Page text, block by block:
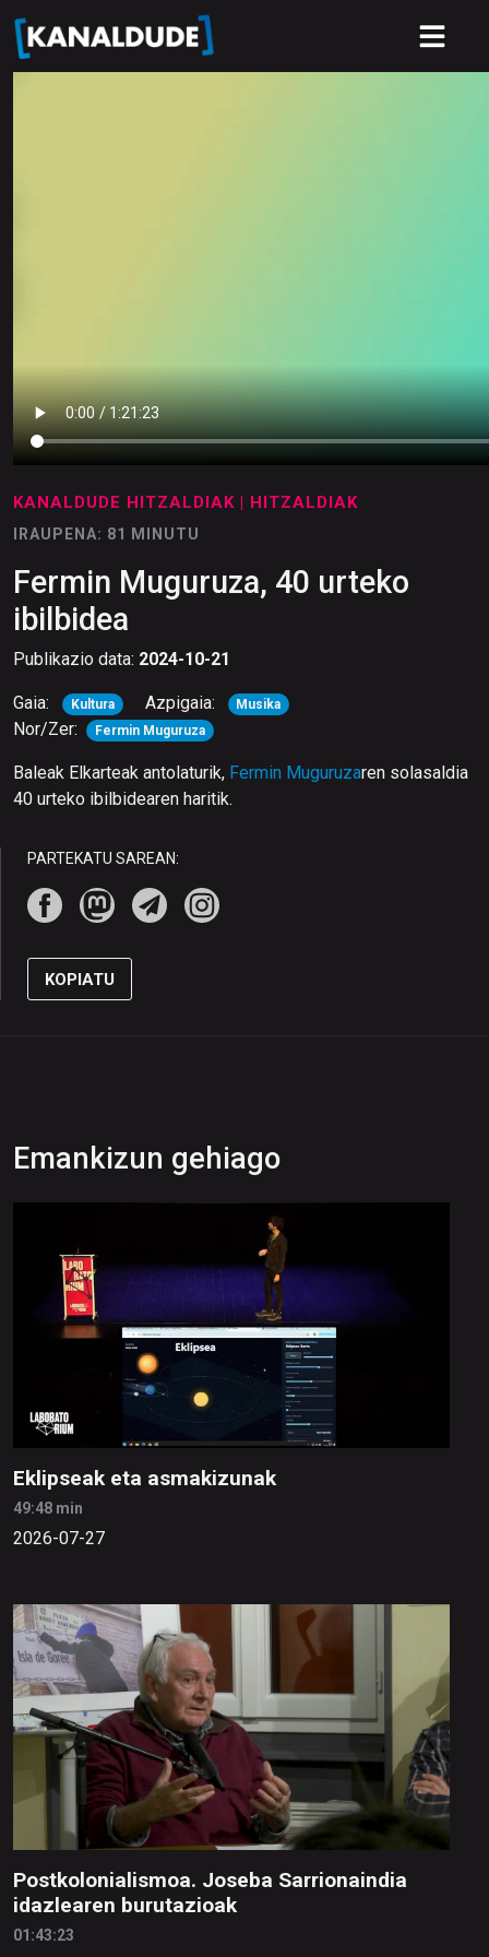
KANALDUDE HITZALDIAK | HITZALDIAK
IRAUPENA: 81 MINUTU
Fermin Muguruza, 40 urteko
ibilbidea
Publikazio data: 2024-10-21
Gaia: Kultura Azpigaia: Musika
Nor/Zer: Fermin Muguruza
Baleak Elkarteak antolaturik, Fermin Muguruzaren solasaldia
40 urteko ibilbidearen haritik.
PARTEKATU SAREAN:
KOPIATU
Emankizun gehiago
Eklipseak eta asmakizunak
49:48 min
2026-07-27
Postkolonialismoa. Joseba Sarrionaindia
idazlearen burutazioak
01:43:23